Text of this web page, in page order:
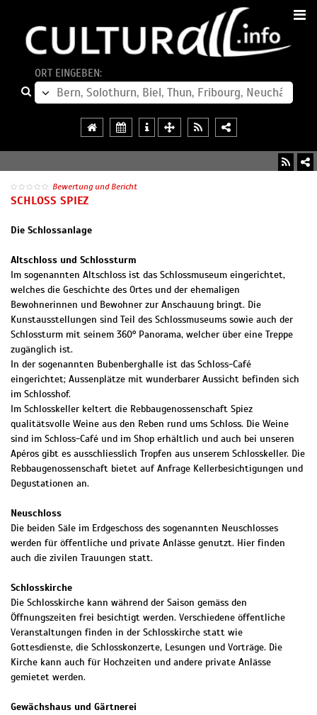
ORT EINGEBEN:
Bewertung und Bericht
SCHLOSS SPIEZ
Die Schlossanlage
Altschloss und Schlossturm
Im sogenannten Altschloss ist das Schlossmuseum eingerichtet,
welches die Geschichte des Ortes und der ehemaligen
Bewohnerinnen und Bewohner zur Anschauung bringt. Die
Kunstausstellungen sind Teil des Schlossmuseums sowie auch der
Schlossturm mit seinem 360° Panorama, welcher über eine Treppe
zugänglich ist.
In der sogenannten Bubenberghalle ist das Schloss-Café
eingerichtet; Aussenplätze mit wunderbarer Aussicht befinden sich
im Schlosshof.
Im Schlosskeller keltert die Rebbaugenossenschaft Spiez
qualitätsvolle Weine aus den Reben rund ums Schloss. Die Weine
sind im Schloss-Café und im Shop erhältlich und auch bei unseren
Apéros gibt es ausschliesslich Tropfen aus unserem Schlosskeller. Die
Rebbaugenossenschaft bietet auf Anfrage Kellerbesichtigungen und
Degustationen an.
Neuschloss
Die beiden Säle im Erdgeschoss des sogenannten Neuschlosses
werden für öffentliche und private Anlässe genutzt. Hier finden
auch die zivilen Trauungen statt.
Schlosskirche
Die Schlosskirche kann während der Saison gemäss den
Öffnungszeiten frei besichtigt werden. Verschiedene öffentliche
Veranstaltungen finden in der Schlosskirche statt wie
Gottesdienste, die Schlosskonzerte, Lesungen und Vorträge. Die
Kirche kann auch für Hochzeiten und andere private Anlässe
gemietet werden.
Gewächshaus und Gärtnerei